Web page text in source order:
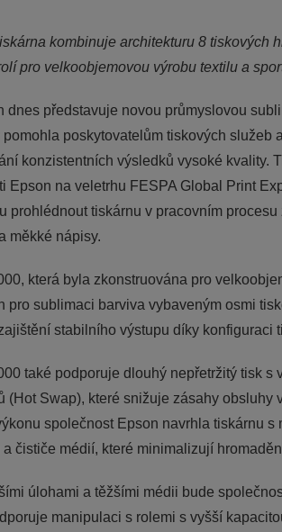
kombinuje architekturu 8 tiskových
pro velkoobjemovou výrobu textilu a
dnes představuje novou průmyslovou
pomohla poskytovatelům tiskových služeb
konzistentních výsledků vysoké kvality.
Epson na veletrhu FESPA Global Print
prohlédnout tiskárnu v pracovním
měkké nápisy.
která byla zkonstruována pro
pro sublimaci barviva vybaveným osmi
stabilního výstupu díky konfiguraci
také podporuje dlouhý nepřetržitý tisk
(Hot Swap), které snižuje zásahy obsluhy
společnost Epson navrhla tiskárnu
čističe médií, které minimalizují
úlohami a těžšími médii bude
manipulaci s rolemi s vyšší